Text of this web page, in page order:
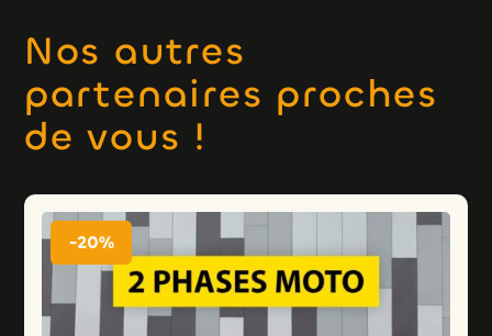
Nos autres
partenaires proches
de vous !
-20%